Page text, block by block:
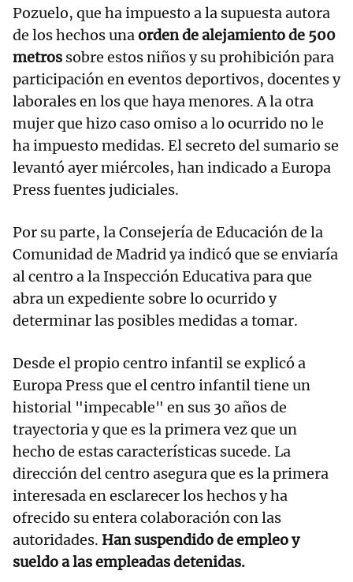
Pozuelo, que ha impuesto a la supuesta autora
de los hechos unaorden de alejamiento de 500
metros sobre estos niños y su prohibición para
participación en eventos deportivos, docentes y
laborales en los que haya menores. A la otra
mujer que hizo caso omiso a lo ocurrido no le
ha impuesto medidas. El secreto del sumario se
levantó ayer miércoles, han indicado a Europa
Press fuentes judiciales.
Por su parte, la Consejería de Educación de la
Comunidad de Madrid ya indicó que se enviaría
al centro a la Inspección Educativa para que
abra un expediente sobre lo ocurrido y
determinar las posibles medidas a tomar.
Desde el propio centro infantil se explicó a
Europa Press que el centro infantil tiene un
historial "impecable" en sus 30 años de
trayectoria y que es la primera vez que un
hecho de estas características sucede. La
dirección del centro asegura que es la primera
interesada en esclarecer los hechos y ha
ofrecido su entera colaboración con las
autoridades. Han suspendido de empleo y
sueldo a las empleadas detenidas.